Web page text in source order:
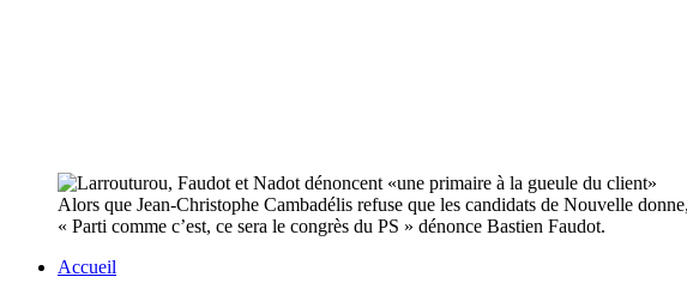
Alors que Jean-Christophe Cambadélis refuse que les candidats de Nouvelle
« Parti comme c’est, ce sera le congrès du PS » dénonce Bastien Faudot.
Accueil